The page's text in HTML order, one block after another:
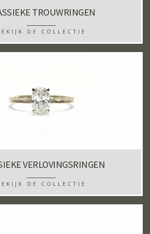
TROUWRINGEN
DE COLLECTIE
VERLOVINGSRINGEN
DE COLLECTIE